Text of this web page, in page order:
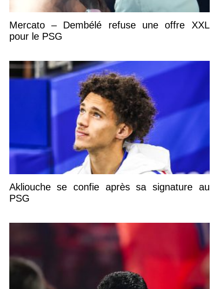
Mercato – Dembélé refuse une offre XXL
pour le PSG
Akliouche se confie après sa signature au
PSG